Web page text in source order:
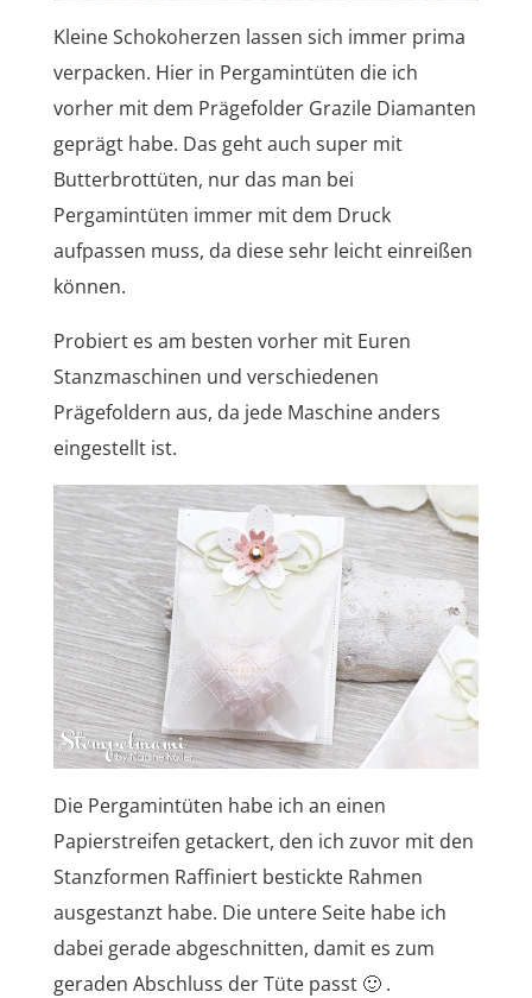
Kleine Schokoherzen lassen sich immer prima
verpacken. Hier in Pergamintüten die ich
vorher mit dem Prägefolder Grazile Diamanten
geprägt habe. Das geht auch super mit
Butterbrottüten, nur das man bei
Pergamintüten immer mit dem Druck
aufpassen muss, da diese sehr leicht einreißen
können.
Probiert es am besten vorher mit Euren
Stanzmaschinen und verschiedenen
Prägefoldern aus, da jede Maschine anders
eingestellt ist.
Die Pergamintüten habe ich an einen
Papierstreifen getackert, den ich zuvor mit den
Stanzformen Raffiniert bestickte Rahmen
ausgestanzt habe. Die untere Seite habe ich
dabei gerade abgeschnitten, damit es zum
geraden Abschluss der Tüte passt 🙂 .